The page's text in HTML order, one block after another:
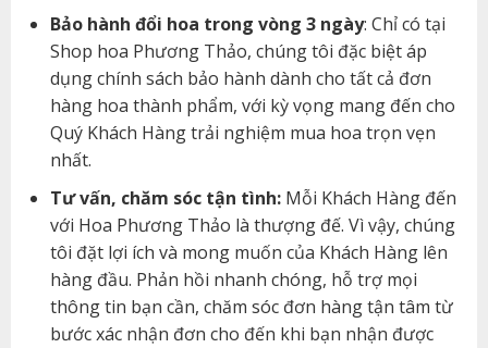
Bảo hành đổi hoa trong vòng 3 ngày: Chỉ có tại
Shop hoa Phương Thảo, chúng tôi đặc biệt áp
dụng chính sách bảo hành dành cho tất cả đơn
hàng hoa thành phẩm, với kỳ vọng mang đến cho
Quý Khách Hàng trải nghiệm mua hoa trọn vẹn
nhất.
Tư vấn, chăm sóc tận tình:Mỗi Khách Hàng đến
với Hoa Phương Thảo là thượng đế. Vì vậy, chúng
tôi đặt lợi ích và mong muốn của Khách Hàng lên
hàng đầu. Phản hồi nhanh chóng, hỗ trợ mọi
thông tin bạn cần, chăm sóc đơn hàng tận tâm từ
bước xác nhận đơn cho đến khi bạn nhận được